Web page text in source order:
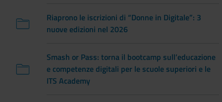
Riaprono le iscrizioni di “Donne in Digitale”: 3
nuove edizioni nel 2026
Smash or Pass: torna il bootcamp sull’educazione
e competenze digitali per le scuole superiori e le
ITS Academy